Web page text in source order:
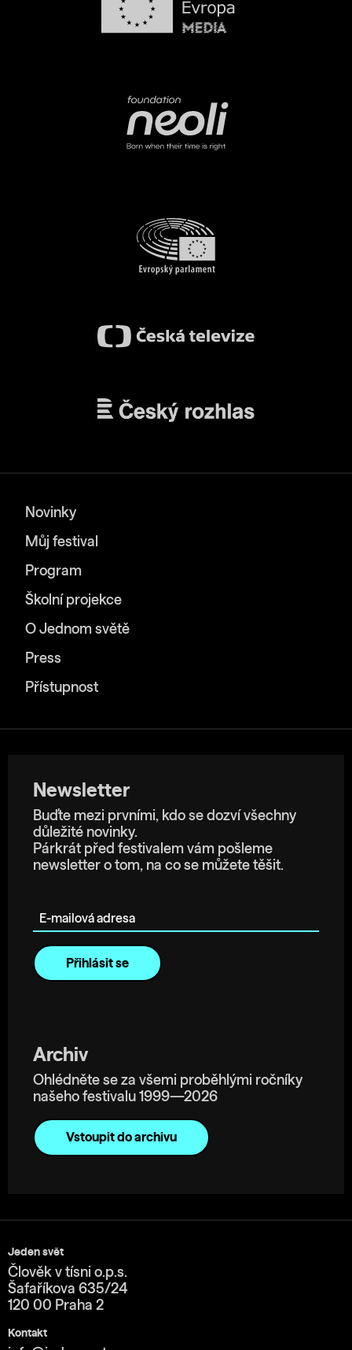
Novinky
Můj festival
Program
Školní projekce
O Jednom světě
Press
Přístupnost
Newsletter
Buďte mezi prvními, kdo se dozví všechny
důležité novinky.
Párkrát před festivalem vám pošleme
newsletter o tom, na co se můžete těšit.
Archiv
Ohlédněte se za všemi proběhlými ročníky
našeho festivalu 1999—2026
Vstoupit do archivu
Jeden svět
Člověk v tísni o.p.s.
Šafaříkova 635/24
120 00 Praha 2
Kontakt